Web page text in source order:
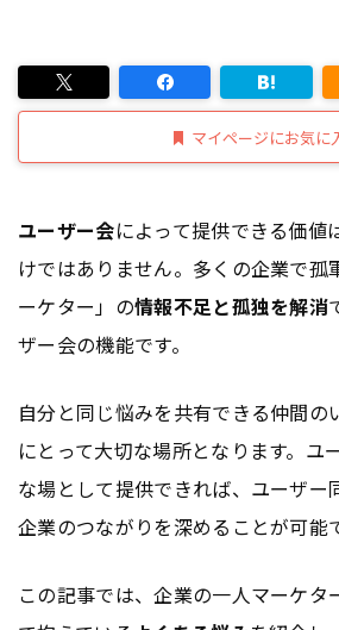
マイページにお気に
ユーザー会によって提供できる価値
けではありません。多くの企業で孤
ーケター」の情報不足と孤独を解消
ザー会の機能です。
自分と同じ悩みを共有できる仲間の
にとって大切な場所となります。ユ
な場として提供できれば、ユーザー
企業のつながりを深めることが可能
この記事では、企業の一人マーケタ